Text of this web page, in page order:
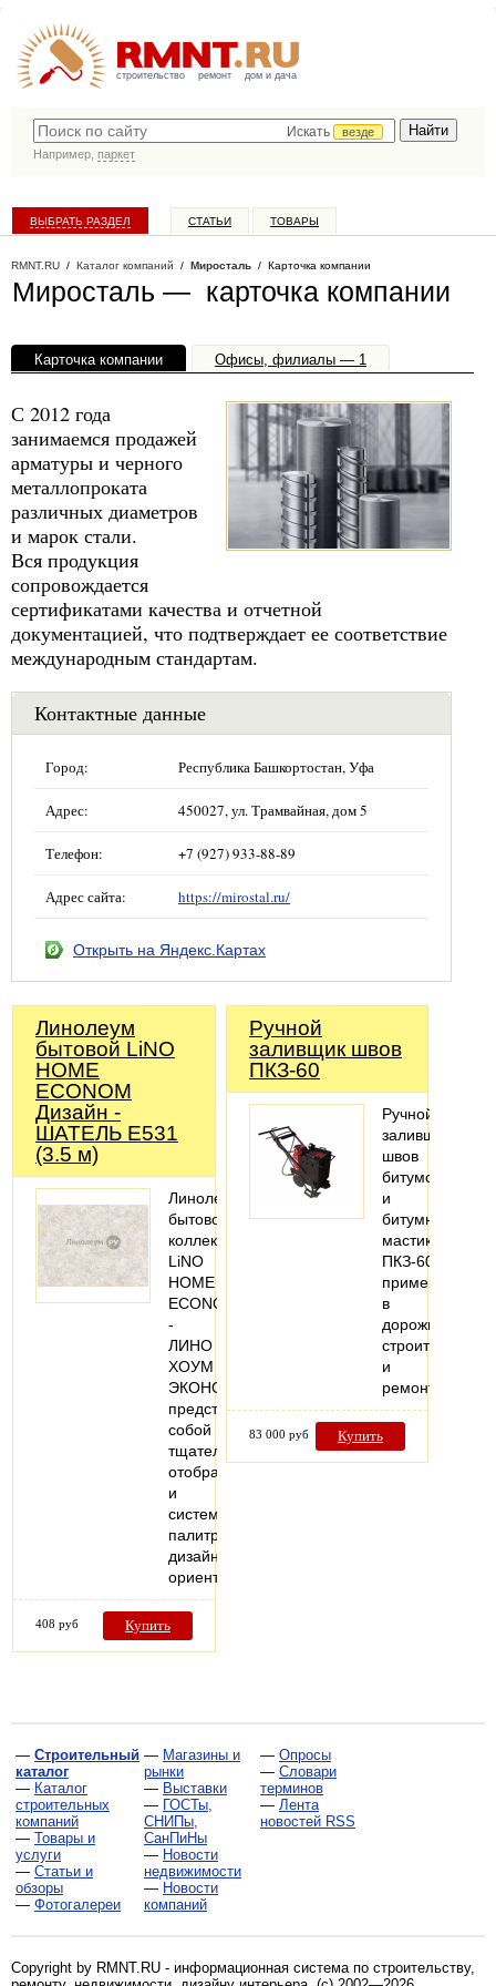
строительство ремонт дом и дача
Искать
везде
Например, паркет
ВЫБРАТЬ РАЗДЕЛ СТАТЬИ ТОВАРЫ
RMNT.RU / Каталог компаний / Миросталь / Карточка компании
Миросталь — карточка компании
Карточка компании Офисы, филиалы — 1
С 2012 года
занимаемся продажей
арматуры и черного
металлопроката
различных диаметров
и марок стали.
Вся продукция
сопровождается
сертификатами качества и отчетной
документацией, что подтверждает ее соответствие
международным стандартам.
Контактные данные
Город: Республика Башкортостан, Уфа
Адрес: 450027, ул. Трамвайная, дом 5
Телефон: +7 (927) 933-88-89
Адрес сайта: https://mirostal.ru/
Открыть на Яндекс.Картах
Линолеум
бытовой LiNO
HOME
ECONOM
Дизайн -
ШАТЕЛЬ Е531
(3.5 м)
Линолеум
бытовой
коллекции
LiNO
HOME
ECONOM
-
ЛИНО
ХОУМ
ЭКОНОМ
представляет
собой
тщательно
отобранную
и
систематизированную
палитру
дизайнов,
ориентированную…
408 руб Купить
Ручной
заливщик швов
ПКЗ-60
Ручной
заливщик
швов
битумом
и
битумными
мастиками
ПКЗ-60,
применяемый
в
дорожном
строительстве
и
ремонте.
83 000 руб Купить
— Строительный
каталог
— Каталог
строительных
компаний
— Товары и
услуги
— Статьи и
обзоры
— Фотогалереи
— Магазины и
рынки
— Выставки
— ГОСТы,
СНИПы,
СанПиНы
— Новости
недвижимости
— Новости
компаний
— Опросы
— Словари
терминов
— Лента
новостей RSS
Copyright by RMNT.RU - информационная система по строительству,